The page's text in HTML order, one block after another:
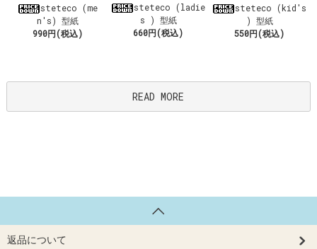
steteco (me
n's) 型紙
990円(税込)
steteco (ladie
s ) 型紙
660円(税込)
steteco (kid's
) 型紙
550円(税込)
READ MORE
返品について